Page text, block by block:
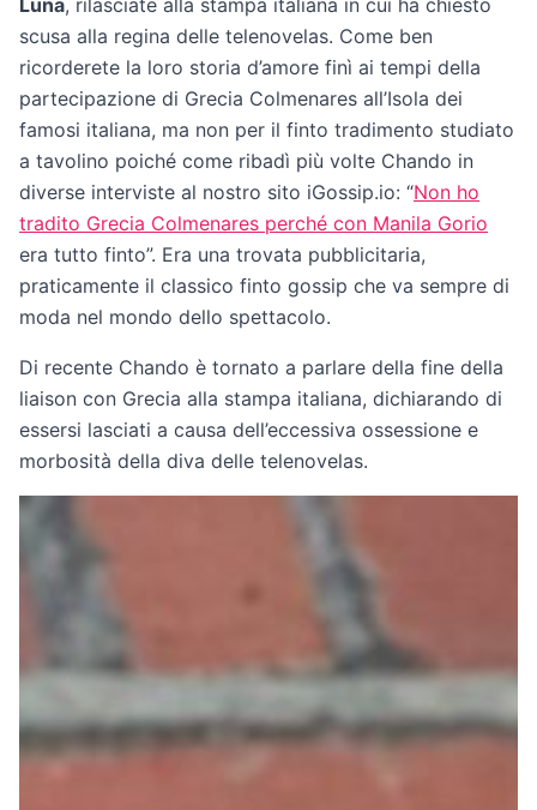
scusa alla regina delle telenovelas. Come ben
ricorderete la loro storia d’amore finì ai tempi della
partecipazione di Grecia Colmenares all’Isola dei
famosi italiana, ma non per il finto tradimento studiato
a tavolino poiché come ribadì più volte Chando in
diverse interviste al nostro sito iGossip.io: “Non ho
tradito Grecia Colmenares perché con Manila Gorio
era tutto finto”. Era una trovata pubblicitaria,
praticamente il classico finto gossip che va sempre di
moda nel mondo dello spettacolo.
Di recente Chando è tornato a parlare della fine della
liaison con Grecia alla stampa italiana, dichiarando di
essersi lasciati a causa dell’eccessiva ossessione e
morbosità della diva delle telenovelas.